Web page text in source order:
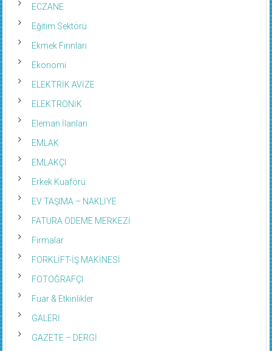
ECZANE
Eğitim Sektörü
Ekmek Fırınları
Ekonomi
ELEKTRİK AVİZE
ELEKTRONİK
Eleman İlanları
EMLAK
EMLAKÇI
Erkek Kuaförü
EV TAŞIMA – NAKLİYE
FATURA ÖDEME MERKEZİ
Firmalar
FORKLİFT-İŞ MAKİNESİ
FOTOĞRAFÇI
Fuar & Etkinlikler
GALERİ
GAZETE – DERGİ